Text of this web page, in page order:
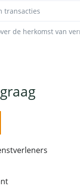
transacties
de herkomst van